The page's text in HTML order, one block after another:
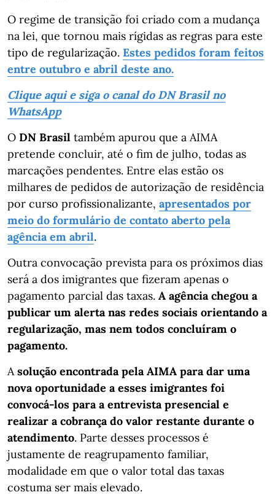
O regime de transição foi criado com a mudança
na lei, que tornou mais rígidas as regras para este
tipo de regularização. Estes pedidos foram feitos
entre outubro e abril deste ano.
Clique aqui e siga o canal do DN Brasil no
WhatsApp
O DN Brasil também apurou que a AIMA
pretende concluir, até o fim de julho, todas as
marcações pendentes. Entre elas estão os
milhares de pedidos de autorização de residência
por curso profissionalizante, apresentados por
meio do formulário de contato aberto pela
agência em abril.
Outra convocação prevista para os próximos dias
será a dos imigrantes que fizeram apenas o
pagamento parcial das taxas. A agência chegou a
publicar um alerta nas redes sociais orientando a
regularização, mas nem todos concluíram o
pagamento.
Asolução encontrada pela AIMA para dar uma
nova oportunidade a esses imigrantes foi
convocá-los para a entrevista presencial e
realizar a cobrança do valor restante durante o
atendimento. Parte desses processos é
justamente de reagrupamento familiar,
modalidade em que o valor total das taxas
costuma ser mais elevado.